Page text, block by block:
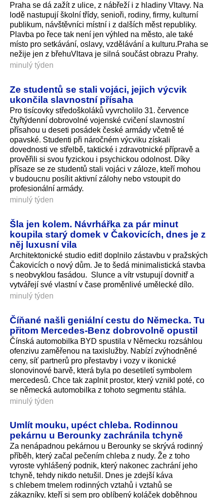
Praha se dá zažít z ulice, z nábřeží i z hladiny Vltavy. Na
lodě nastupují školní třídy, senioři, rodiny, firmy, kulturní
publikum, návštěvníci místní i z dalších měst republiky.
Plavba po řece tak není jen výhled na město, ale také
místo pro setkávání, oslavy, vzdělávání a kulturu.Praha se
nežije jen z břehuVltava je silná součást obrazu Prahy.
minulý týden
Ze studentů se stali vojáci, jejich výcvik
ukončila slavnostní přísaha
Pro tisícovky středoškoláků vyvrcholilo 31. července
čtyřtýdenní dobrovolné vojenské cvičení slavnostní
přísahou u deseti posádek české armády včetně té
opavské. Studenti při náročném výcviku získali
dovednosti ve střelbě, taktické i zdravotnické přípravě a
prověřili si svou fyzickou i psychickou odolnost. Díky
přísaze se ze studentů stali vojáci v záloze, kteří mohou
v budoucnu posílit aktivní zálohy nebo vstoupit do
profesionální armády.
minulý týden
Šla jen kolem. Návrhářka za pár minut
koupila starý domek v Čakovicích, dnes je z
něj luxusní vila
Architektonické studio edit! doplnilo zástavbu v pražských
Čakovicích o nový dům. Je to šedá minimalistická stavba
s neobvyklou fasádou. Slunce a vítr vstupují dovnitř a
vytvářejí své vlastní v čase proměnlivé umělecké dílo.
minulý týden
Číňané našli geniální cestu do Německa. Tu
přitom Mercedes-Benz dobrovolně opustil
Čínská automobilka BYD spustila v Německu rozsáhlou
ofenzivu zaměřenou na taxislužby. Nabízí zvýhodněné
ceny, síť partnerů pro přestavby i vozy v ikonické
slonovinové barvě, která byla po desetiletí symbolem
mercedesů. Chce tak zaplnit prostor, který vznikl poté, co
se německá automobilka z tohoto segmentu stáhla.
minulý týden
Umlít mouku, upéct chleba. Rodinnou
pekárnu u Berounky zachránila tchyně
Za nenápadnou pekárnou u Berounky se skrývá rodinný
příběh, který začal pečením chleba z nudy. Že z toho
vyroste vyhlášený podnik, který nakonec zachrání jeho
tchyně, tehdy nikdo netušil. Dnes je zdejší káva
s chlebem tmelem rodinných vztahů i vztahů se
zákazníky, kteří si sem pro oblíbený koláček doběhnou